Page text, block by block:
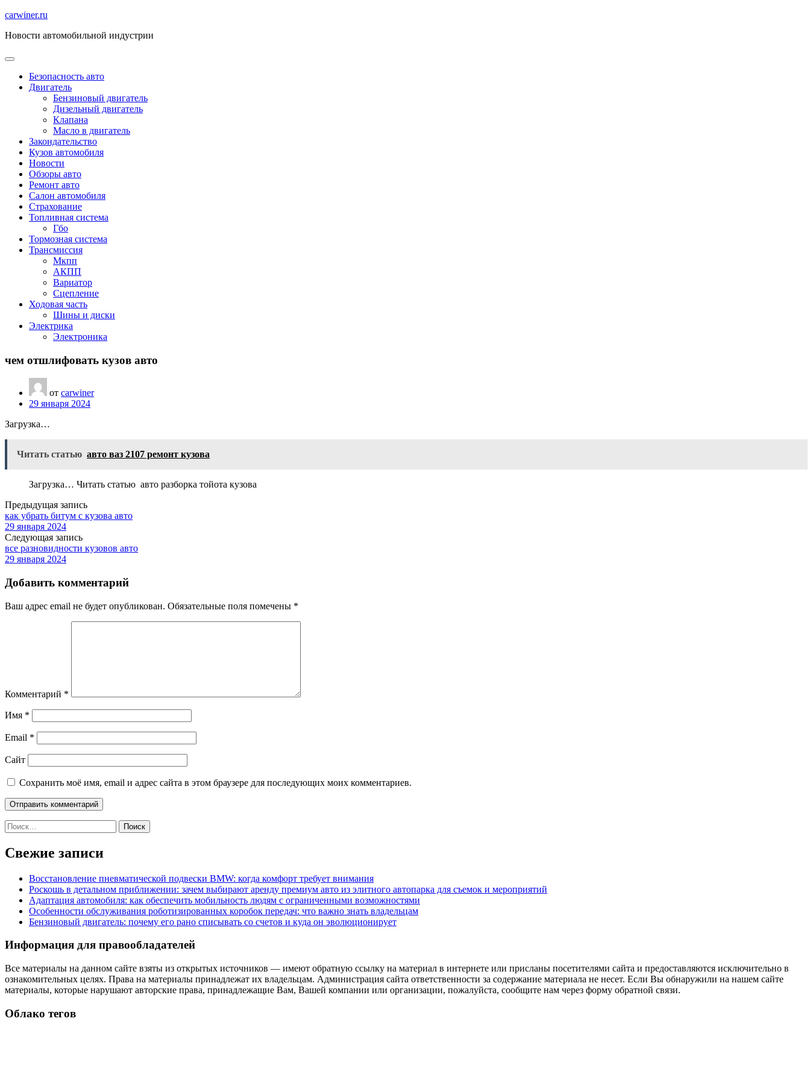
Перейти
содержимому
carwiner.ru
Новости автомобильной индустрии
Безопасность авто
Двигатель
Бензиновый двигатель
Дизельный двигатель
Клапана
Масло в двигатель
Закондательство
Кузов автомобиля
Новости
Обзоры авто
Ремонт авто
Салон автомобиля
Страхование
Топливная система
Гбо
Тормозная система
Трансмиссия
Мкпп
АКПП
Вариатор
Сцепление
Ходовая часть
Шины и диски
Электрика
Электроника
чем отшлифовать кузов авто
от carwiner
29 января 2024
Загрузка…
Читать статью авто ваз 2107 ремонт кузова
Загрузка… Читать статью авто разборка тойота кузова
Предыдущая запись
как убрать битум с кузова авто
29 января 2024
Следующая запись
все разновидности кузовов авто
29 января 2024
Добавить комментарий
Ваш адрес email не будет опубликован. Обязательные поля помечены *
Комментарий *
Имя *
Email *
Сайт
Сохранить моё имя, email и адрес сайта в этом браузере для последующих моих комментариев.
Найти:
Свежие записи
Восстановление пневматической подвески BMW: когда комфорт требует внимания
Роскошь в детальном приближении: зачем выбирают аренду премиум авто из элитного автопарка для съемок и мероприятий
Адаптация автомобиля: как обеспечить мобильность людям с ограниченными возможностями
Особенности обслуживания роботизированных коробок передач: что важно знать владельцам
Бензиновый двигатель: почему его рано списывать со счетов и куда он эволюционирует
Информация для правообладателей
Все материалы на данном сайте взяты из открытых источников — имеют обратную ссылку на материал в интернете или присланы посетителями сайта и предоставляются исключительно в
ознакомительных целях. Права на материалы принадлежат их владельцам. Администрация сайта ответственности за содержание материала не несет. Если Вы обнаружили на нашем сайте
материалы, которые нарушают авторские права, принадлежащие Вам, Вашей компании или организации, пожалуйста, сообщите нам через форму обратной связи.
Облако тегов